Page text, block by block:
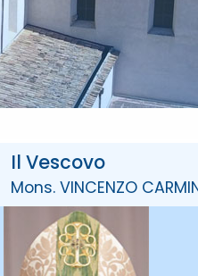
Il Vescovo
Mons. VINCENZO